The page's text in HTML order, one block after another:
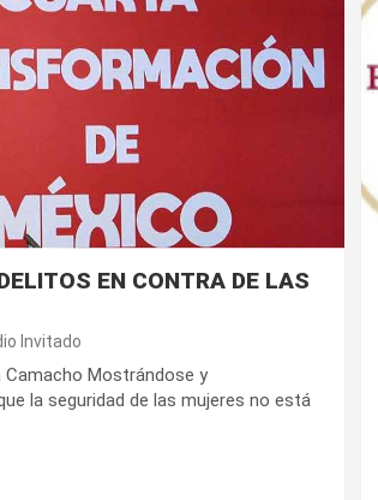
EN CONTRA DE LAS
Invitado
Camacho Mostrándose y
la seguridad de las mujeres no está